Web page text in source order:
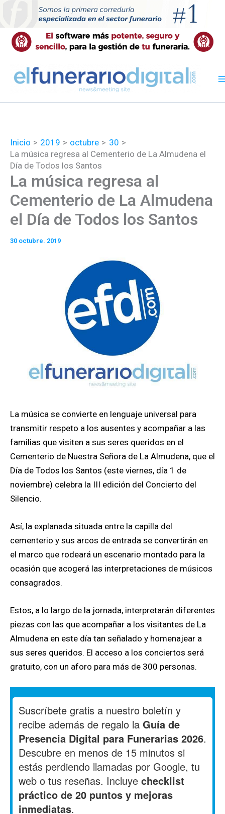
contenido
Inicio 2019 octubre
30
La música regresa al Cementerio de La Almudena el
Día de Todos los Santos
La música regresa al
Cementerio de La Almudena
el Día de Todos los Santos
30 octubre. 2019
La música se convierte en lenguaje universal para
transmitir respeto a los ausentes y acompañar a las
familias que visiten a sus seres queridos en el
Cementerio de Nuestra Señora de La Almudena, que el
Día de Todos los Santos (este viernes, día 1 de
noviembre) celebra la III edición del Concierto del
Silencio.
Así, la explanada situada entre la capilla del
cementerio y sus arcos de entrada se convertirán en
el marco que rodeará un escenario montado para la
ocasión que acogerá las interpretaciones de músicos
consagrados.
Estos, a lo largo de la jornada, interpretarán diferentes
piezas con las que acompañar a los visitantes de La
Almudena en este día tan señalado y homenajear a
sus seres queridos. El acceso a los conciertos será
gratuito, con un aforo para más de 300 personas.